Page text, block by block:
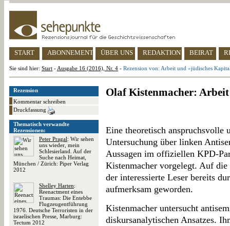
START ABONNEMENT ÜBER UNS REDAKTION BEIRAT
Sie sind hier: Start - Ausgabe 16 (2016), Nr. 4 - Rezension von: Arbeit und »jüdisches
Rezension
Kommentar schreiben
Druckfassung
Thematisch verwandte
Rezensionen:
Peter Pragal: Wir sehen
uns wieder, mein
Schlesierland. Auf der
Suche nach Heimat,
München / Zürich: Piper Verlag
2012
Shelley Harten:
Reenactment eines
Traumas: Die Entebbe
Flugzeugentführung
1976. Deutsche Terroristen in der
israelischen Presse, Marburg:
Tectum 2012
Olaf Kistenmacher:
Eine theoretisch anspruchsvolle
Untersuchung über linken
Aussagen im offiziellen KPD-
Kistenmacher vorgelegt. Auf
der interessierte Leser bereits
aufmerksam geworden.
Kistenmacher untersucht
diskursanalytischen Ansatzes.